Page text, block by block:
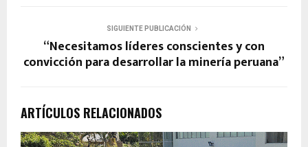
SIGUIENTE PUBLICACIÓN
“Necesitamos líderes conscientes y con
convicción para desarrollar la minería peruana”
ARTÍCULOS RELACIONADOS